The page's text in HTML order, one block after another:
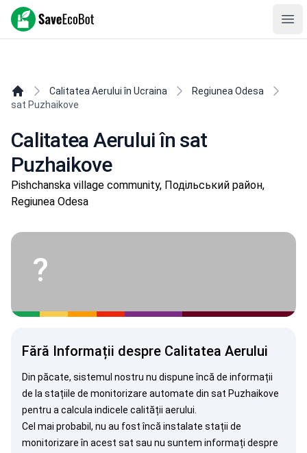
SaveEcoBot
Calitatea Aerului în Ucraina
Regiunea Odesa
sat Puzhaikove
Calitatea Aerului în sat
Puzhaikove
Pishchanska village community, Подільський район,
Regiunea Odesa
?
Fără Informații despre Calitatea Aerului
Din păcate, sistemul nostru nu dispune încă de informații
de la stațiile de monitorizare automate din sat Puzhaikove
pentru a calcula indicele calității aerului.
Cel mai probabil, nu au fost încă instalate stații de
monitorizare în acest sat sau nu suntem informați despre